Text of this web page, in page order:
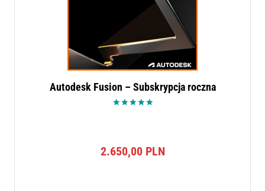
Autodesk Fusion – Subskrypcja roczna
2.650,00 PLN